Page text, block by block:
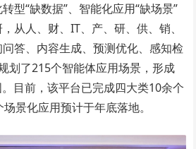
型“缺数据”、智能化应用“缺场景”
从人、财、IT、产、研、供、销、
答、内容生成、预测优化、感知检
划了215个智能体应用场景，形成
目前，该平台已完成四大类10余个
景化应用预计于年底落地。